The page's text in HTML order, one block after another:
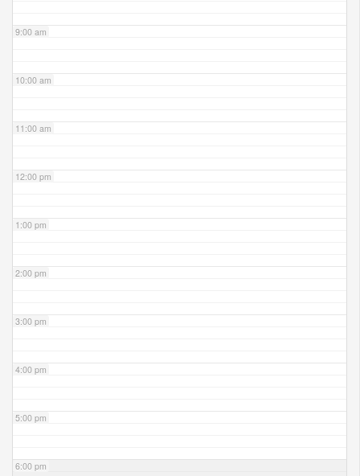
9:00 am
10:00 am
11:00 am
12:00 pm
1:00 pm
2:00 pm
3:00 pm
4:00 pm
5:00 pm
6:00 pm